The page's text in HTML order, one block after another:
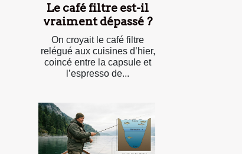
Le café filtre est-il
vraiment dépassé ?
On croyait le café filtre
relégué aux cuisines d’hier,
coincé entre la capsule et
l’espresso de...